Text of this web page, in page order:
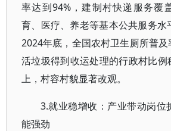
率达到94%，建制村快递服务覆
育、医疗、养老等基本公共服务水
2024年底，全国农村卫生厕所普
活垃圾得到收运处理的行政村比例
上，村容村貌显著改观。
3.就业稳增收：产业带动岗位
能强劲